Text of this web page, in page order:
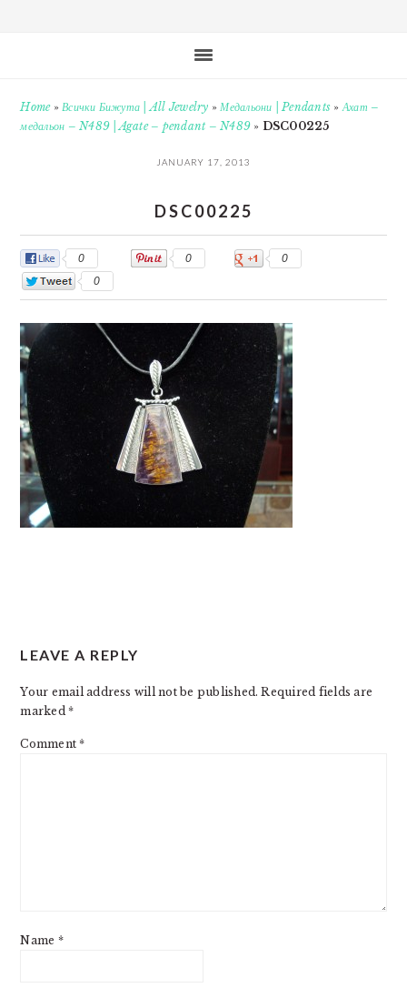
Home»Всички Бижута | All Jewelry »Медальони | Pendants »Ахат –
медальон – N489 | Agate – pendant – N489 » DSC00225
JANUARY 17, 2013
DSC00225
0 0
0
0
INTERACTIONS
LEAVE A REPLY
Your email address will not be published. Required fields are
marked*
Comment*
Name *